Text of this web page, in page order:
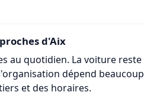
d'Aix
au quotidien. La voiture reste
dépend beaucoup
et des horaires.